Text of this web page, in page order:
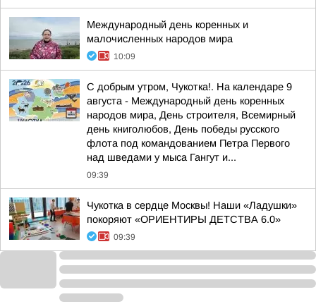
Международный день коренных и
малочисленных народов мира
10:09
С добрым утром, Чукотка!. На календаре 9
августа - Международный день коренных
народов мира, День строителя, Всемирный
день книголюбов, День победы русского
флота под командованием Петра Первого
над шведами у мыса Гангут и...
09:39
Чукотка в сердце Москвы! Наши «Ладушки»
покоряют «ОРИЕНТИРЫ ДЕТСТВА 6.0»
09:39